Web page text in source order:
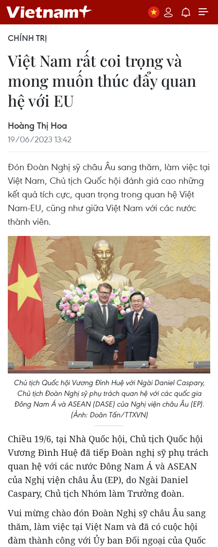
CHÍNH TRỊ
Việt Nam rất coi trọng và
mong muốn thúc đẩy quan
hệ với EU
Hoàng Thị Hoa
19/06/2023 13:42
Đón Đoàn Nghị sỹ châu Âu sang thăm, làm việc tại
Việt Nam, Chủ tịch Quốc hội đánh giá cao những
kết quả tích cực, quan trọng trong quan hệ Việt
Nam-EU, cũng như giữa Việt Nam với các nước
thành viên.
Chủ tịch Quốc hội Vương Đình Huệ với Ngài Daniel Caspary,
Chủ tịch Đoàn Nghị sỹ phụ trách quan hệ với các quốc gia
Đông Nam Á và ASEAN (DASE) của Nghị viện châu Âu (EP).
(Ảnh: Doãn Tấn/TTXVN)
Chiều 19/6, tại Nhà Quốc hội, Chủ tịch Quốc hội
Vương Đình Huệ đã tiếp Đoàn nghị sỹ phụ trách
quan hệ với các nước Đông Nam Á và ASEAN
của Nghị viện châu Âu (EP), do Ngài Daniel
Caspary, Chủ tịch Nhóm làm Trưởng đoàn.
Vui mừng chào đón Đoàn Nghị sỹ châu Âu sang
thăm, làm việc tại Việt Nam và đã có cuộc hội
đàm thành công với Ủy ban Đối ngoại của Quốc